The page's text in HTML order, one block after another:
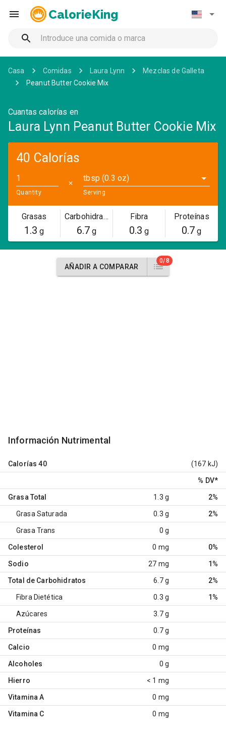
CalorieKing
Casa Comidas Laura Lynn
Mezclas de Galleta
Peanut Butter Cookie Mix
Cuantas calorías en
Laura Lynn Peanut Butter Cookie Mix
40 Calorías
Quantity
✕
tbsp (0.3 oz)
Serving
Grasas
1.3 g
Carbohidratos
6.7g
Fibra
0.3 g
Proteínas
0.7 g
AÑADIR A COMPARAR
0/8
Información Nutrimental
Calorías 40 (167 kJ)
% DV*
Grasa Total 1.3 g 2%
Grasa Saturada 0.3 g 2%
Grasa Trans 0 g
Colesterol 0 mg 0%
Sodio 27 mg 1%
Total de Carbohidratos 6.7 g 2%
Fibra Dietética 0.3 g 1%
Azúcares 3.7 g
Proteínas 0.7 g
Calcio 0 mg
Alcoholes 0 g
Hierro < 1 mg
Vitamina A 0 mg
Vitamina C 0 mg